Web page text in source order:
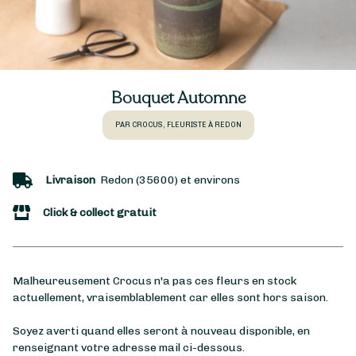
Bouquet Automne
PAR CROCUS, FLEURISTE À REDON
Livraison Redon (35600) et environs
Click & collect gratuit
Malheureusement Crocus n'a pas ces fleurs en stock
actuellement, vraisemblablement car elles sont hors saison.
Soyez averti quand elles seront à nouveau disponible, en
renseignant votre adresse mail ci-dessous.